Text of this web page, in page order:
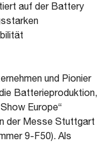
auf der Battery
und Pionier
Batterieproduktion,
Europe“
der Messe Stuttgart
9-F50). Als